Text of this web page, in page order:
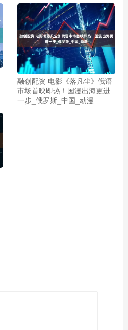
融创配资 电影《落凡尘》俄语
市场首映即热！国漫出海更进
一步_俄罗斯_中国_动漫